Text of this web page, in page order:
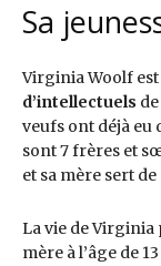
Sa
Virginia Woolf
d’intellectuels
veufs ont déjà eu
sont 7 frères et
et sa mère sert
La vie de Virginia
mère à l’âge de